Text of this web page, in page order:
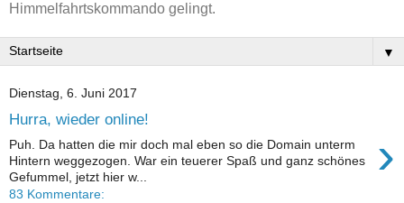
Himmelfahrtskommando gelingt.
▼
Dienstag, 6. Juni 2017
Hurra, wieder online!
›
Puh. Da hatten die mir doch mal eben so die Domain unterm
Hintern weggezogen. War ein teuerer Spaß und ganz schönes
Gefummel, jetzt hier w...
83 Kommentare: